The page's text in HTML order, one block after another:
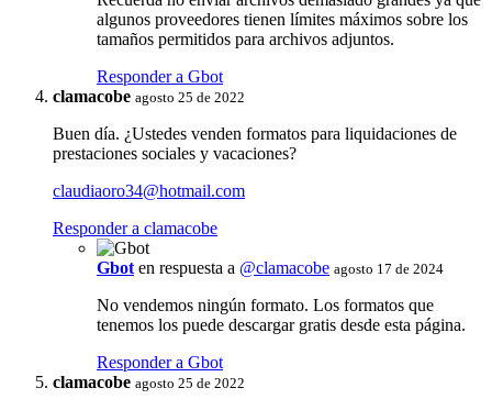
algunos proveedores tienen límites máximos sobre los
tamaños permitidos para archivos adjuntos.
Responder a Gbot
clamacobe agosto 25 de 2022
Buen día. ¿Ustedes venden formatos para liquidaciones de
prestaciones sociales y vacaciones?
claudiaoro34@hotmail.com
Responder a clamacobe
Gbot en respuesta a @clamacobe agosto 17 de 2024
No vendemos ningún formato. Los formatos que
tenemos los puede descargar gratis desde esta página.
Responder a Gbot
clamacobe agosto 25 de 2022